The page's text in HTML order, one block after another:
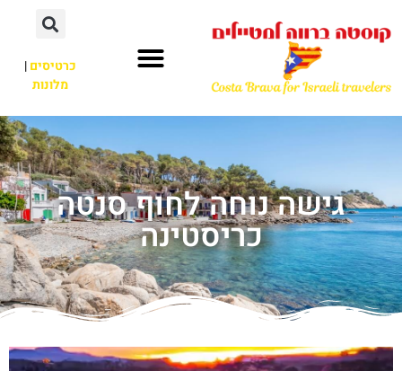
כרטיסים|
מלונות
גישה נוחה לחוף סנטה
כריסטינה